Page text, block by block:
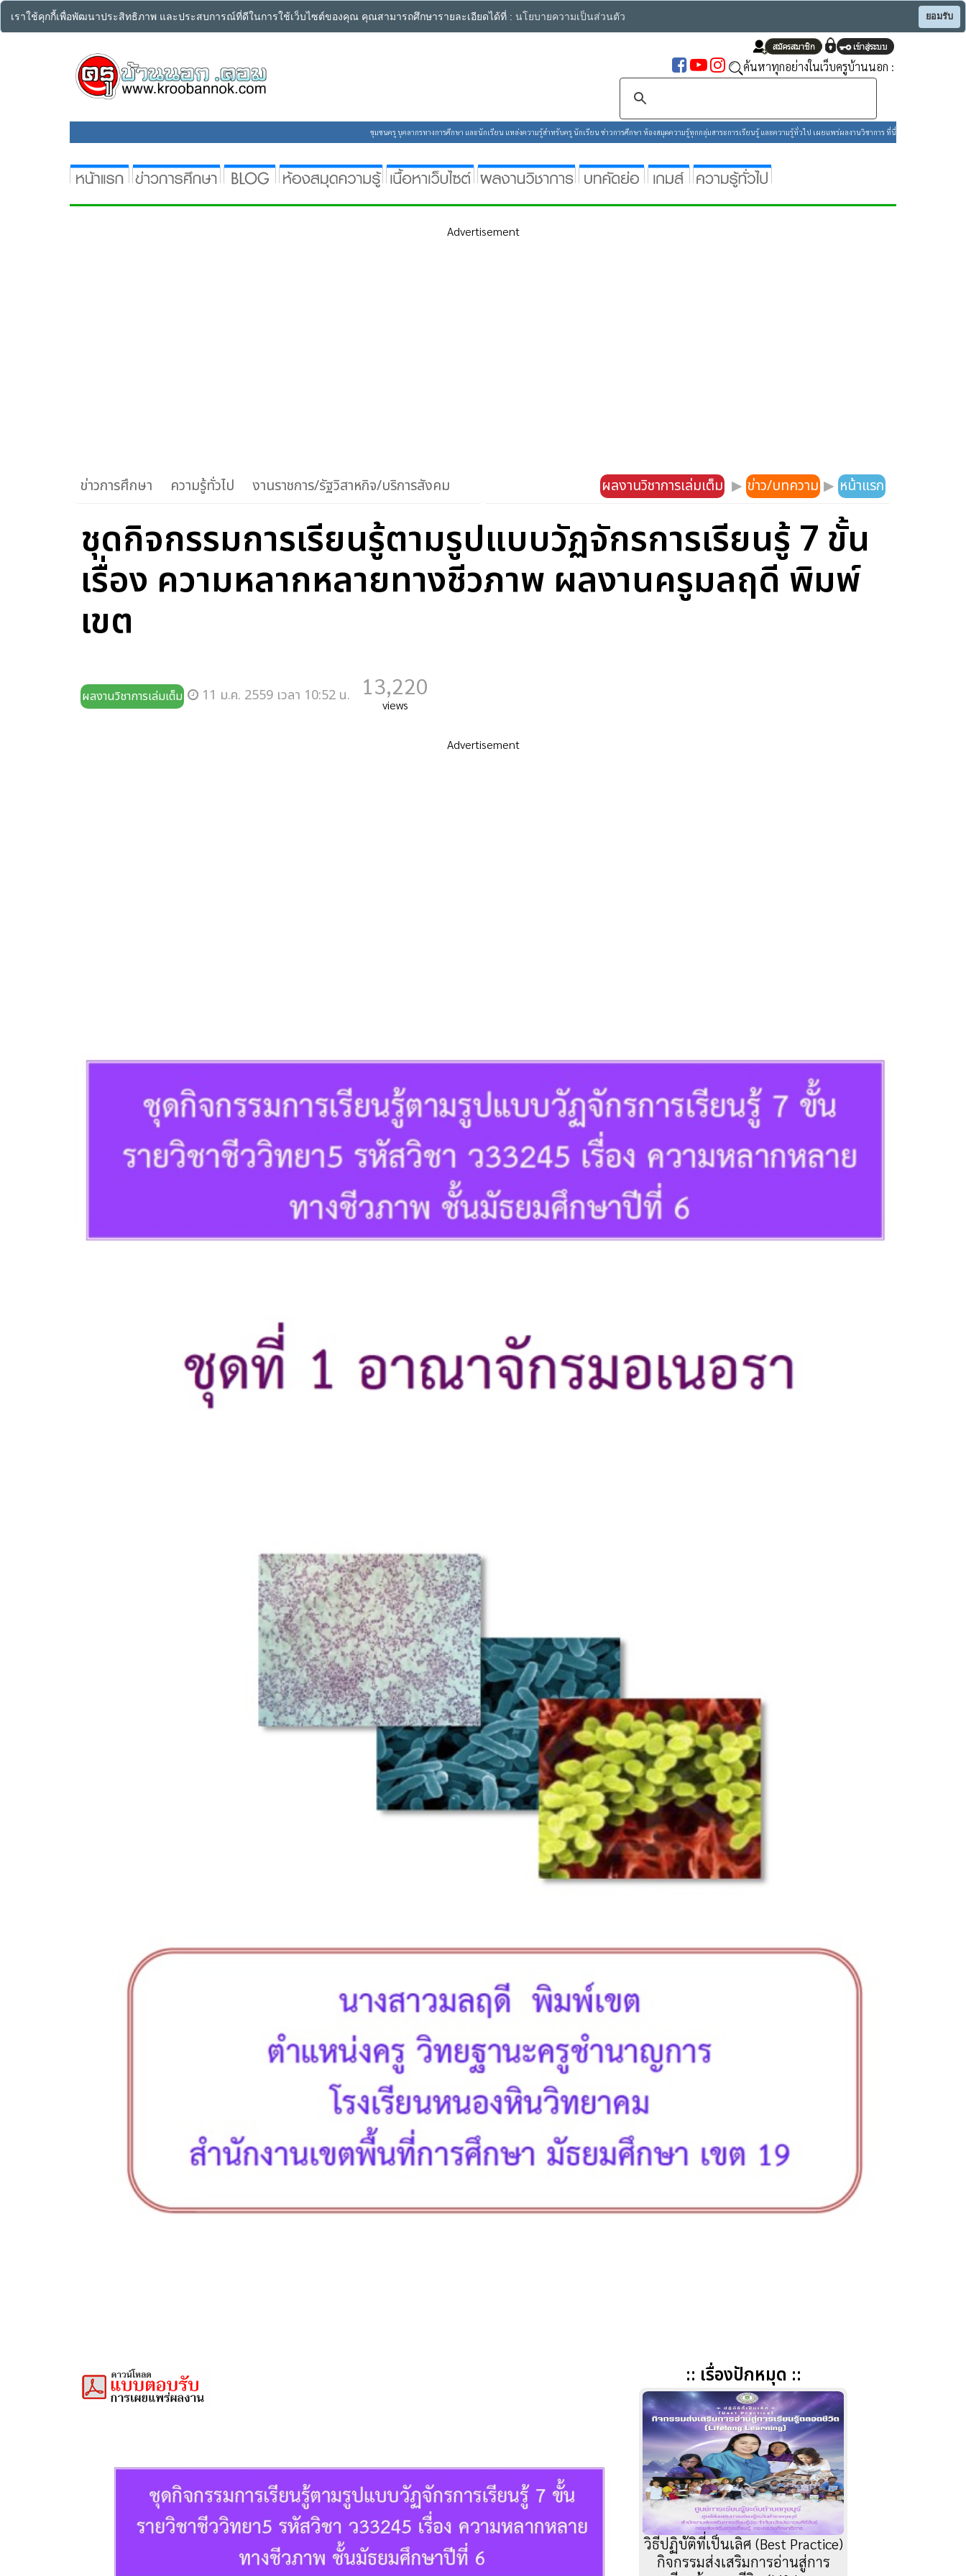
เราใช้คุกกี้เพื่อพัฒนาประสิทธิภาพ และประสบการณ์ที่ดีในการใช้เว็บไซต์ของคุณ คุณสามารถศึกษารายละเอียดได้ที่ : นโยบายความเป็นส่วนตัว ยอมรับ
ค้นหาทุกอย่างในเว็บครูบ้านนอก :
ชุมชนครู บุคลากรทางการศึกษา และนักเรียน แหล่งความรู้สำหรับครู นักเรียน ข่าวการศึกษา ห้องสมุดความรู้ทุกกลุ่มสาระการเรียนรู้ และความรู้ทั่วไป เผยแพร่ผลงานวิชาการ ที่นี่
Advertisement
ข่าวการศึกษา ความรู้ทั่วไป งานราชการ/รัฐวิสาหกิจ/บริการสังคม ผลงานวิชาการเล่มเต็ม ▶ ข่าว/บทความ ▶ หน้าแรก
ชุดกิจกรรมการเรียนรู้ตามรูปแบบวัฏจักรการเรียนรู้ 7 ขั้น
เรื่อง ความหลากหลายทางชีวภาพ ผลงานครูมลฤดี พิมพ์
เขต
ผลงานวิชาการเล่มเต็ม 11 ม.ค. 2559 เวลา 10:52 น. 13,220
views
Advertisement
:: เรื่องปักหมุด ::
วิธีปฏิบัติที่เป็นเลิศ (Best Practice)
กิจกรรมส่งเสริมการอ่านสู่การ